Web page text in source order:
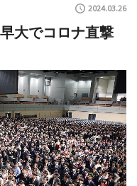
2024.03.26
大でコロナ直撃